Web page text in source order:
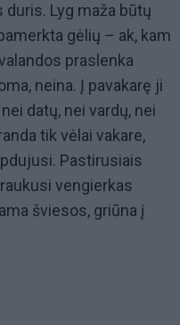
Lyg maža būtų
gėlių – ak, kam
praslenka
neina. Į pavakarę ji
datų, nei vardų, nei
tik vėlai vakare,
Pastirusiais
vengierkas
šviesos, griūna į